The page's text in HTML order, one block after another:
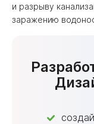
и разрыву
заражению